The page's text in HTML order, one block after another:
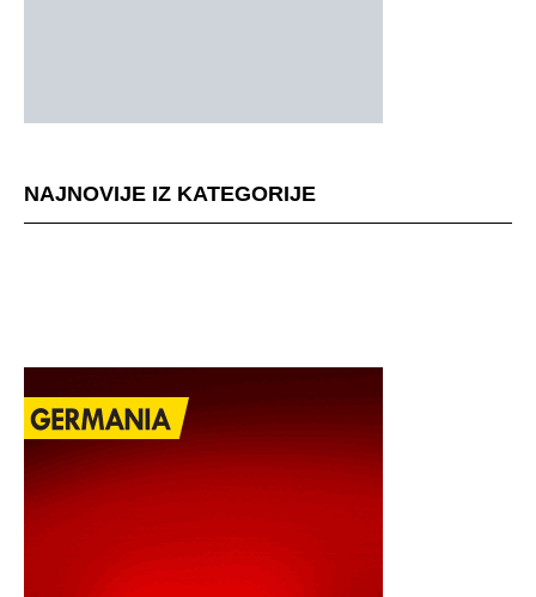
NAJNOVIJE IZ KATEGORIJE